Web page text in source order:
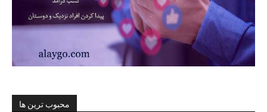
محبوب ترین ها